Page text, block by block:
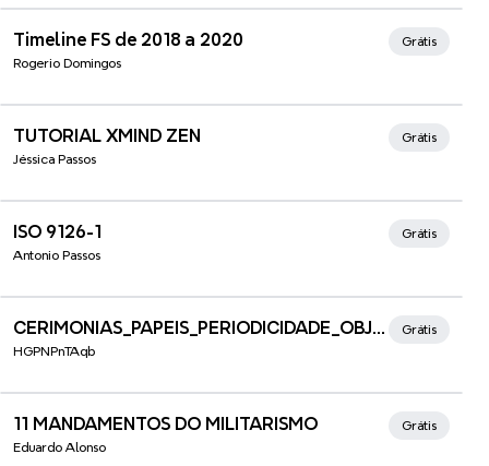
Xmind Favorites
Timeline FS de 2018 a 2020
Rogerio Domingos
Grátis
TUTORIAL XMIND ZEN
Jéssica Passos
Grátis
ISO 9126-1
Antonio Passos
Grátis
CERIMONIAS_PAPEIS_PERIODICIDADE_OBJETIVO
HGPNPnTAqb
Grátis
11 MANDAMENTOS DO MILITARISMO
Eduardo Alonso
Grátis